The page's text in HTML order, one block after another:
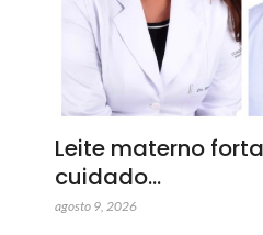
Leite materno
cuidado…
agosto 9, 2026